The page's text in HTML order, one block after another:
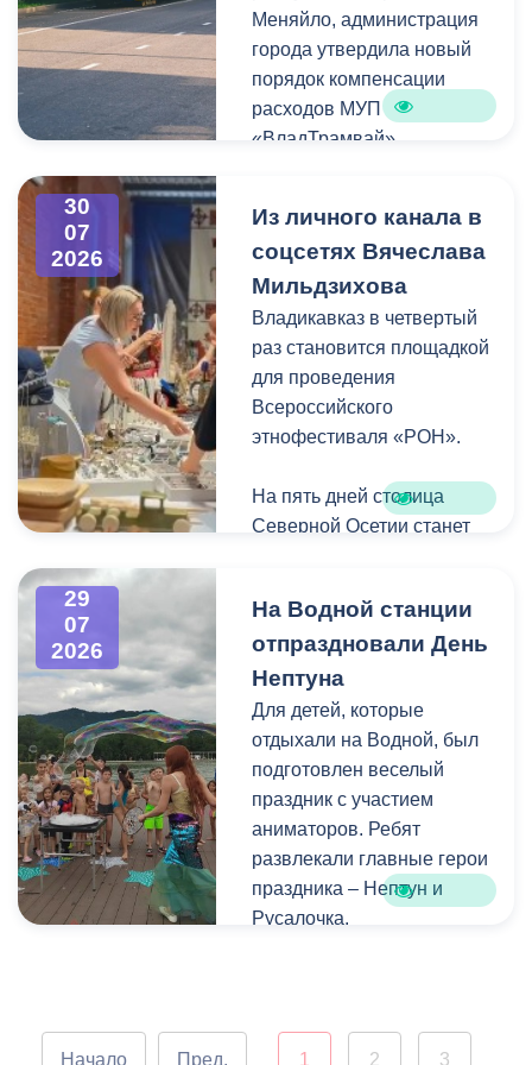
преобразования
набережной Терека как
главной прогулочной зоны
Владикавказа.
Колхидова и руководителя
Северо-Осетинского
отделения студенческих
отрядов Олега Габараева
и всех неравнодушных
гуманитарной помощи для
бойцов.
Мой канал в Макс.
Меняйло, администрация
города утвердила новый
порядок компенсации
расходов МУП
«ВладТрамвай».
проездной, необходимо
сдать фотографию 3×4 в
администрацию своей
школы. Проездной будет
действовать до конца
календарного года.
Пользоваться проездным
удостоверением может
которого он оформлен.
Владикавказа обещала,
что льгота сохранится и
будет предоставляться в
рамках нового
нормативного порядка.
Изменения были связаны
с тем, что в начале 2026
года полномочия по
организации
пассажирских перевозок
перешли в
30
07
2026
Из личного канала в
соцсетях Вячеслава
Мильдзихова
Владикавказ в четвертый
раз становится площадкой
для проведения
Всероссийского
этнофестиваля «РОН».
На пять дней столица
Северной Осетии станет
богатейшее культурное
наследие нашей великой
России.
29
07
2026
На Водной станции
отпраздновали День
Нептуна
Для детей, которые
отдыхали на Водной, был
подготовлен веселый
праздник с участием
аниматоров. Ребят
развлекали главные герои
праздника – Нептун и
Русалочка.
Цгоев, празднование Дня
Начало Пред. 1 2 3